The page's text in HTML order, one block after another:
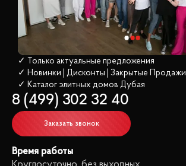
✓ Только актуальные предложения
✓ Новинки | Дисконты | Закрытые Продажи
✓ Каталог элитных домов Дубая
8 (499) 302 32 40
Заказать звонок
Время работы